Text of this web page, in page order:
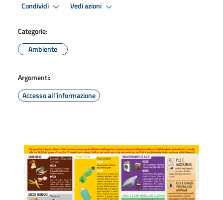
Condividi Vedi azioni
Categorie:
Ambiente
Argomenti:
Accesso all'informazione